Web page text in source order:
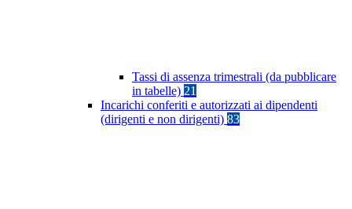
Tassi di assenza trimestrali (da pubblicare
in tabelle) 21
Incarichi conferiti e autorizzati ai dipendenti
(dirigenti e non dirigenti) 83